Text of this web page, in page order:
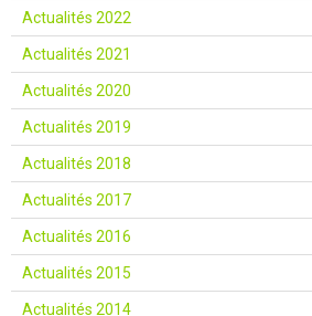
Actualités 2022
Actualités 2021
Actualités 2020
Actualités 2019
Actualités 2018
Actualités 2017
Actualités 2016
Actualités 2015
Actualités 2014